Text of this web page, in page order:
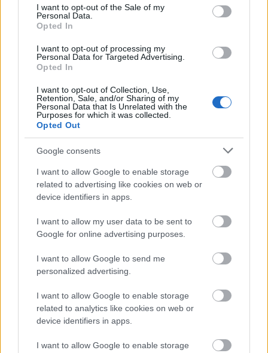
consent section.
I want to opt-out of the Sale of my
Personal Data.
Opted In
I want to opt-out of processing my
Personal Data for Targeted Advertising.
Opted In
I want to opt-out of Collection, Use,
Retention, Sale, and/or Sharing of my
Personal Data that Is Unrelated with the
Purposes for which it was collected.
Opted Out
Google consents
I want to allow Google to enable storage
related to advertising like cookies on web or
device identifiers in apps.
I want to allow my user data to be sent to
Google for online advertising purposes.
I want to allow Google to send me
personalized advertising.
I want to allow Google to enable storage
related to analytics like cookies on web or
device identifiers in apps.
I want to allow Google to enable storage
Paks II.: Mit jelent az 5. blokk új mérföldköve a
Helyi hírek
Fáklyafényben tárul fel Székesfehérvár történelmi
belvárosa